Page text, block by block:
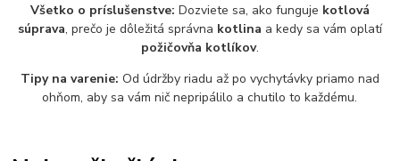
Všetko o príslušenstve: Dozviete sa, ako funguje kotlová
súprava, prečo je dôležitá správna kotlina a kedy sa vám oplatí
požičovňa kotlíkov.
Tipy na varenie: Od údržby riadu až po vychytávky priamo nad
ohňom, aby sa vám nič nepripálilo a chutilo to každému.